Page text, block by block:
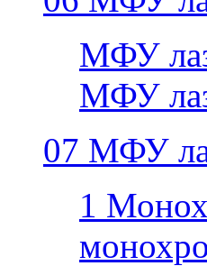
МФУ
МФУ
07 МФУ
1